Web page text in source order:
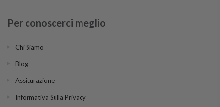
Per conoscerci meglio
Chi Siamo
Blog
Assicurazione
Informativa Sulla Privacy